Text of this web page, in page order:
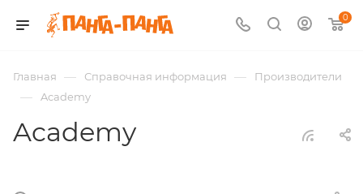
0
Главная — Справочная информация — Производители
— Academy
Academy